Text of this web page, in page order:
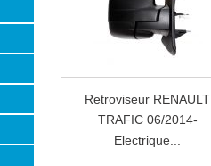
Retroviseur RENAULT
TRAFIC 06/2014-
Electrique...